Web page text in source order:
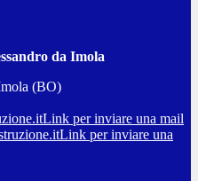
da Imola
(BO)
Link per inviare una mail
Link per inviare una